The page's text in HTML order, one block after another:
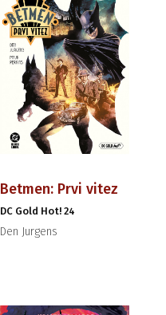
Betmen: Prvi vitez
DC Gold Hot! 24
Den Jurgens